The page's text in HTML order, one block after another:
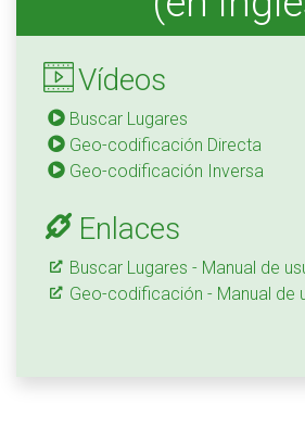
Vídeos
Buscar Lugares
Geo-codificación Directa
Geo-codificación Inversa
Enlaces
Buscar Lugares - Manual de
Geo-codificación - Manual de